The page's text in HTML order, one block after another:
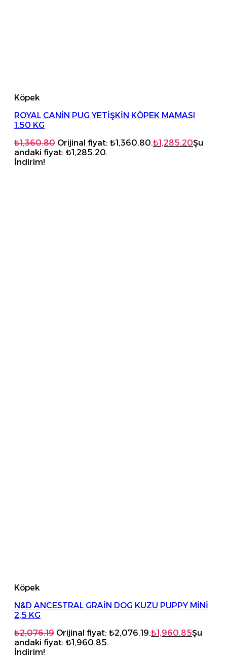
Köpek
ROYAL CANİN PUG YETİŞKİN KÖPEK MAMASI
1.50 KG
₺1,360.80 Orijinal fiyat: ₺1,360.80.₺1,285.20Şu
andaki fiyat: ₺1,285.20.
İndirim!
Köpek
N&D ANCESTRAL GRAİN DOG KUZU PUPPY MİNİ
2,5 KG
₺2,076.19 Orijinal fiyat: ₺2,076.19.₺1,960.85Şu
andaki fiyat: ₺1,960.85.
İndirim!